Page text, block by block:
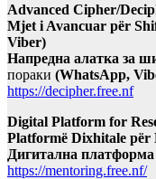
Advanced Cipher/
Mjet i Avancuar për
Viber)
Напредна алатка за
пораки (WhatsApp,
https://decipher.free.nf
Digital Platform for
Platformë Dixhitale
Дигитална
https://mentoring.free.nf/